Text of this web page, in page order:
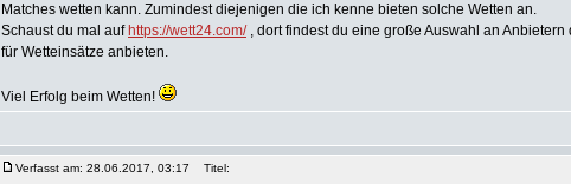
Matches wetten kann. Zumindest diejenigen die ich kenne bieten solche Wetten an.
Schaust du mal auf https://wett24.com/, dort findest du eine große Auswahl an
für Wetteinsätze anbieten.
Viel Erfolg beim Wetten!
Verfasst am: 28.06.2017, 03:17 Titel: